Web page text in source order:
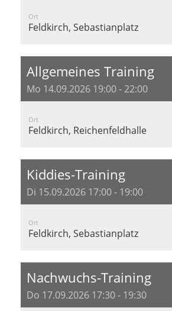
Ort
Feldkirch, Sebastianplatz
Allgemeines Training
Mo 14.09.2026 19:00 - 22:00
Ort
Feldkirch, Reichenfeldhalle
Kiddies-Training
Di 15.09.2026 17:00 - 19:00
Ort
Feldkirch, Sebastianplatz
Nachwuchs-Training
Do 17.09.2026 17:30 - 19:30